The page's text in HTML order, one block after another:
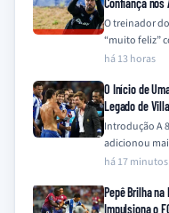
Confiança nos
O treinador
“muito feliz”
Mike Penders
há 13 horas
O Início de
Legado de
Introdução A
adicionou
também…
há 17 minutos
Pepê Brilha na
Impulsiona o